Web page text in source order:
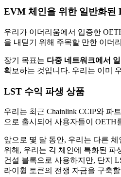
EVM 체인을 위한 일반화된
우리가 이더리움에서 입증한
을 내딛기 위해 주목할 만한 이더
장기 목표는 다중 네트워크에서
확보하는 것입니다. 우리는 이미
LST 수익 파생 상품
우리는 최근 Chainlink CCIP와 파
으로 출시되어 사용자들이 OETH
앞으로 몇 달 동안, 우리는 다른
위해, 우리는 각 체인에 특화된 파
건설 블록으로 사용하지만, 단지
라이휠 토큰의 전쟁 자금을 구축